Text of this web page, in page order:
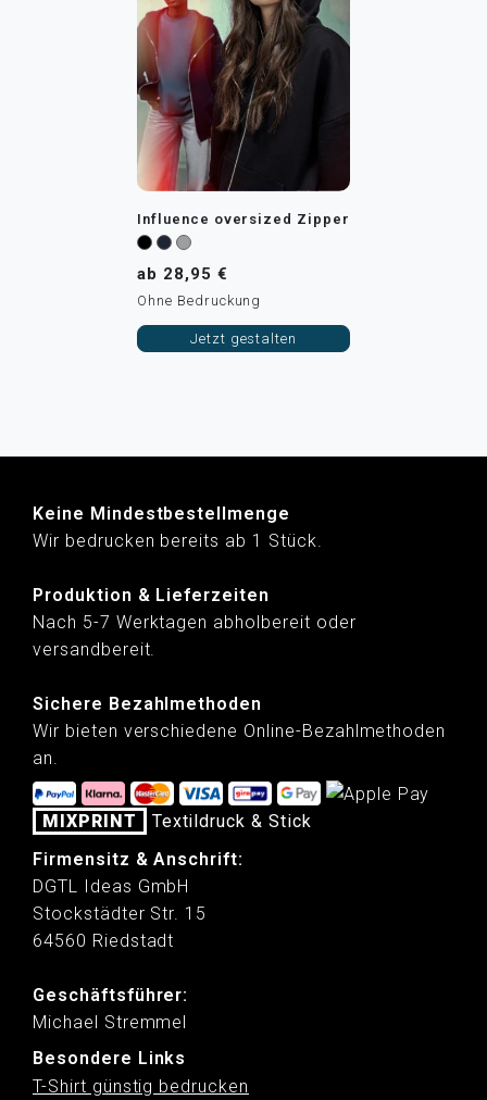
Influence oversized Zipper
ab 28,95 €
Ohne Bedruckung
Jetzt gestalten
Keine Mindestbestellmenge
Wir bedrucken bereits ab 1 Stück.
Produktion & Lieferzeiten
Nach 5-7 Werktagen abholbereit oder
versandbereit.
Sichere Bezahlmethoden
Wir bieten verschiedene Online-Bezahlmethoden
an.
MIXPRINT
Textildruck & Stick
Firmensitz & Anschrift:
DGTL Ideas GmbH
Stockstädter Str. 15
64560 Riedstadt
Geschäftsführer:
Michael Stremmel
Besondere Links
T-Shirt günstig bedrucken